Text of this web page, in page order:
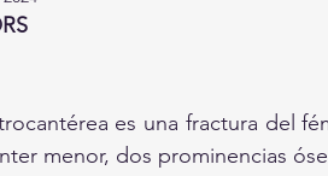
es una fractura del
menor, dos prominencias